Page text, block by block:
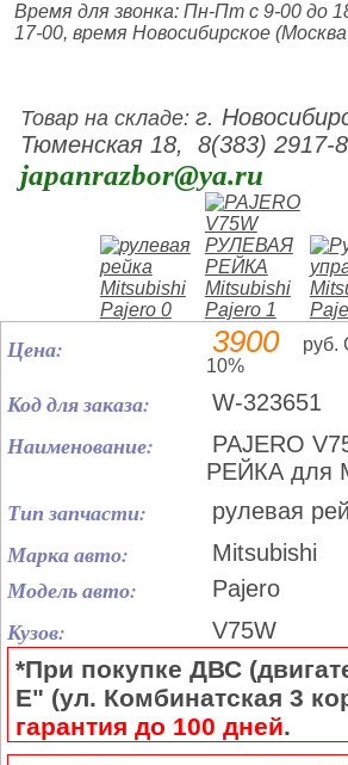
Время для звонка: Пн-Пт с 9-00 до
17-00, время Новосибирское
Товар на складе:г.
Тюменская 18, 8(383) 2917-
japanrazbor@ya.ru
Цена: 3900
руб.
10%
Код для заказа: W-323651
Наименование:
PAJERO
РЕЙКА для
Тип запчасти: рулевая
Марка авто: Mitsubishi
Модель авто: Pajero
Кузов: V75W
*При покупке ДВС
Е" (ул. Комбинатская 3
гарантия до 100 дней.